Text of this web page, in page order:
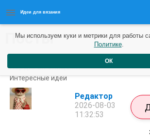
Идеи для вязания
Посты
Кардиган спицами
Интересные идеи
Редактор
2026-08-03
11:32:53
Мы используем куки и метрики для работы
Политике.
ОК